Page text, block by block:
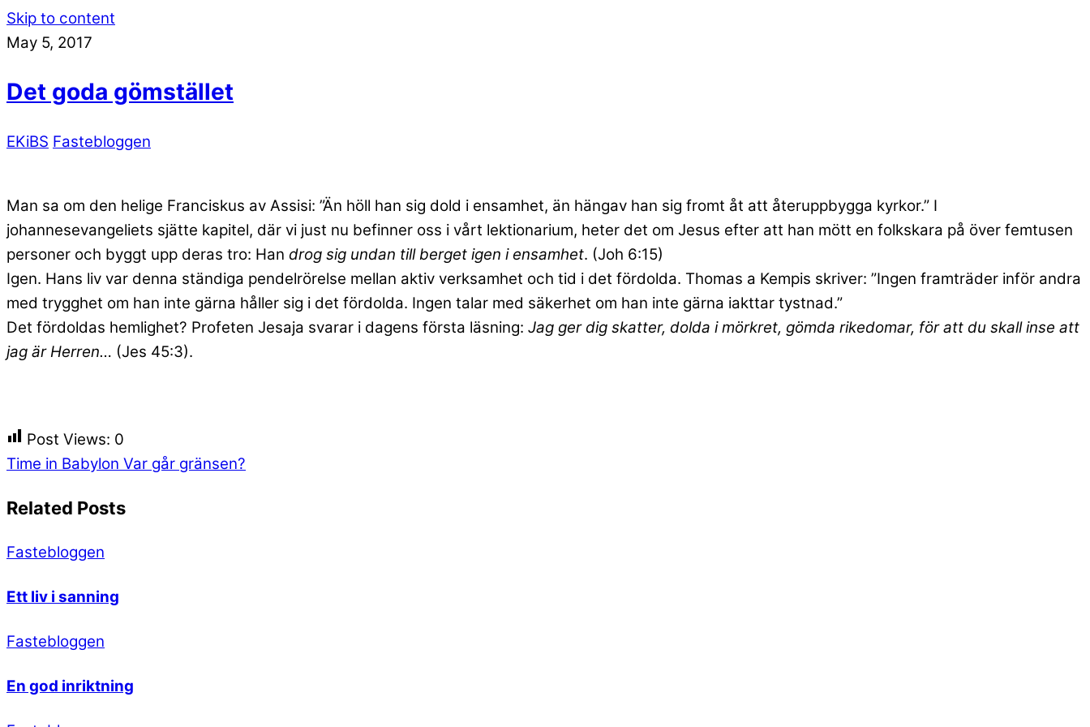
Skip to content
May 5, 2017
Det goda gömstället
EKiBS Fastebloggen
Man sa om den helige Franciskus av Assisi: ”Än höll han sig dold i ensamhet, än hängav han sig fromt åt att återuppbygga kyrkor.” I
johannesevangeliets sjätte kapitel, där vi just nu befinner oss i vårt lektionarium, heter det om Jesus efter att han mött en folkskara på över femtusen
personer och byggt upp deras tro: Han drog sig undan till berget igen i ensamhet. (Joh 6:15)
Igen. Hans liv var denna ständiga pendelrörelse mellan aktiv verksamhet och tid i det fördolda. Thomas a Kempis skriver: ”Ingen framträder inför andra
med trygghet om han inte gärna håller sig i det fördolda. Ingen talar med säkerhet om han inte gärna iakttar tystnad.”
Det fördoldas hemlighet? Profeten Jesaja svarar i dagens första läsning: Jag ger dig skatter, dolda i mörkret, gömda rikedomar, för att du skall inse att
jag är Herren… (Jes 45:3).
Post Views: 0
Time in Babylon Var går gränsen?
Related Posts
Fastebloggen
Ett liv i sanning
Fastebloggen
En god inriktning